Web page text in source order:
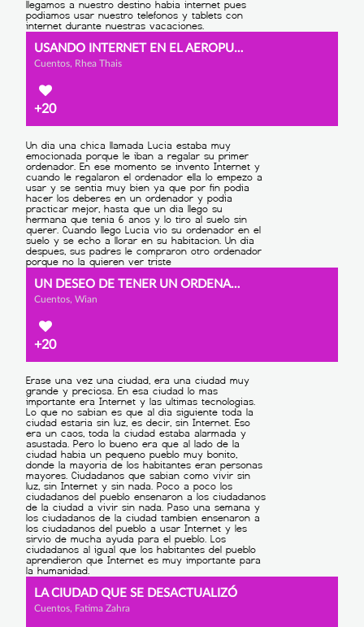
USANDO INTERNET EN EL AEROPUERTO
Cuentos, Rhea Thais
+20
UN DESEO DE TENER UN ORDENADOR
Cuentos, Wian
+20
LA CIUDAD QUE SE DESACTUALIZÓ
Cuentos, Fatima Zahra